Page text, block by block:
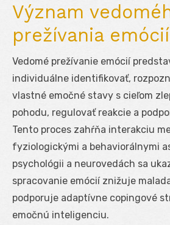
Význam
prežívania emócií
Vedomé prežívanie emócií
individuálne identifikovať,
vlastné emočné stavy s cieľom
pohodu, regulovať reakcie a
Tento proces zahŕňa interakciu
fyziologickými a behaviorálnymi
psychológii a neurovedách sa
spracovanie emócií znižuje
podporuje adaptívne copingové
emočnú inteligenciu.